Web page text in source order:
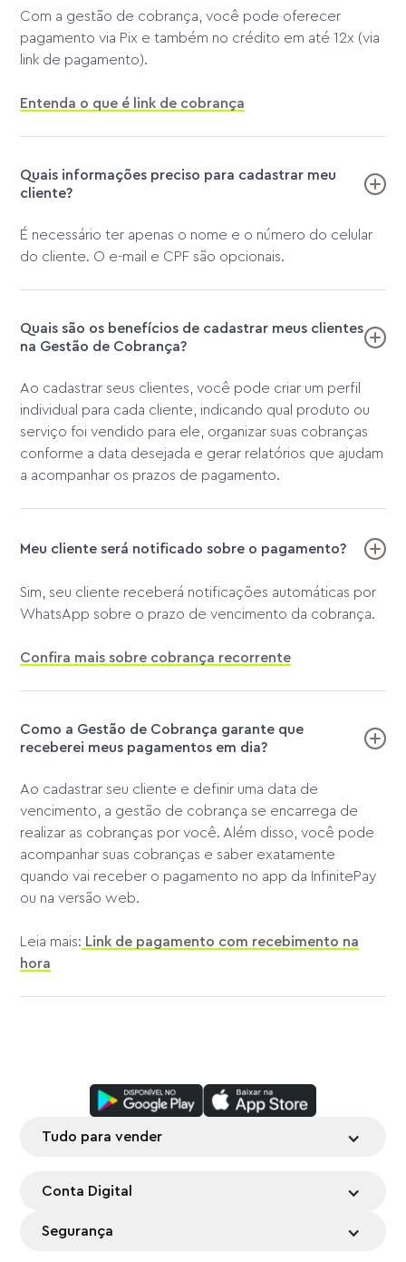
Com a gestão de cobrança, você pode oferecer
pagamento via Pix e também no crédito em até 12x (via
link de pagamento).
Entenda o que é link de cobrança
Quais informações preciso para cadastrar meu
cliente?
É necessário ter apenas o nome e o número do celular
do cliente. O e-mail e CPF são opcionais.
Quais são os benefícios de cadastrar meus clientes
na Gestão de Cobrança?
Ao cadastrar seus clientes, você pode criar um perfil
individual para cada cliente, indicando qual produto ou
serviço foi vendido para ele, organizar suas cobranças
conforme a data desejada e gerar relatórios que ajudam
a acompanhar os prazos de pagamento.
Meu cliente será notificado sobre o pagamento?
Sim, seu cliente receberá notificações automáticas por
WhatsApp sobre o prazo de vencimento da cobrança.
Confira mais sobre cobrança recorrente
Como a Gestão de Cobrança garante que
receberei meus pagamentos em dia?
Ao cadastrar seu cliente e definir uma data de
vencimento, a gestão de cobrança se encarrega de
realizar as cobranças por você. Além disso, você pode
acompanhar suas cobranças e saber exatamente
quando vai receber o pagamento no app da InfinitePay
ou na versão web.
Leia mais: Link de pagamento com recebimento na
hora
Tudo para vender
Conta Digital
Segurança